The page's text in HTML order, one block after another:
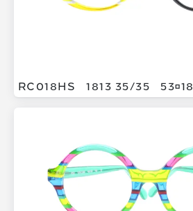
RC018HS 1813 35/35 5318